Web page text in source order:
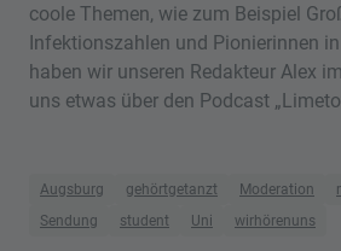
coole Themen, wie zum Beispiel
Infektionszahlen und Pionierinnen
haben wir unseren Redakteur Alex
uns etwas über den Podcast
Augsburg gehörtgetanzt Moderation
Sendung
student Uni wirhörenuns